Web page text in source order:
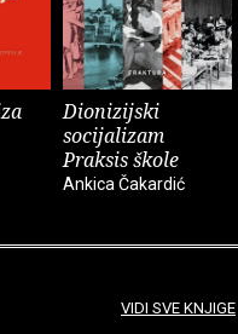
Dionizijski
socijalizam
Praksis škole
Ankica Čakardić
VIDI SVE KNJIGE